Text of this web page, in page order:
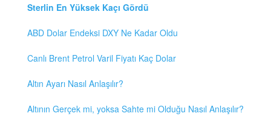
Sterlin En Yüksek Kaçı Gördü
ABD Dolar Endeksi DXY Ne Kadar Oldu
Canlı Brent Petrol Varil Fiyatı Kaç Dolar
Altın Ayarı Nasıl Anlaşılır?
Altının Gerçek mi, yoksa Sahte mi Olduğu Nasıl Anlaşılır?